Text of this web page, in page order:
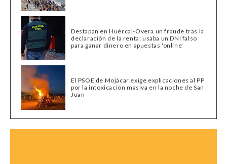
Destapan en Huércal-Overa un fraude tras la
declaración de la renta: usaba un DNI falso
para ganar dinero en apuestas 'online'
El PSOE de Mojácar exige explicaciones al PP
por la intoxicación masiva en la noche de San
Juan